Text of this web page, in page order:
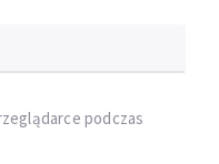
podczas